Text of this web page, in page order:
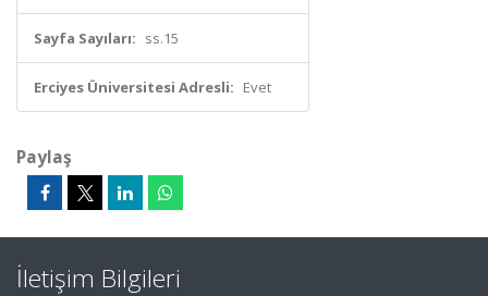
Sayfa Sayıları: ss.15
Erciyes Üniversitesi Adresli: Evet
Paylaş
İletişim Bilgileri